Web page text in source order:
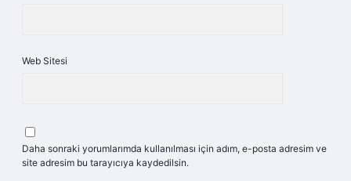
Web Sitesi
Daha sonraki yorumlarımda kullanılması için adım, e-posta adresim ve
site adresim bu tarayıcıya kaydedilsin.